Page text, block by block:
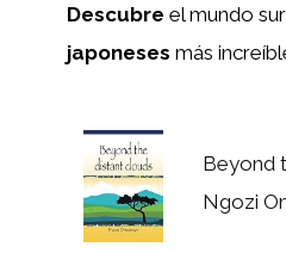
Descubre el mundo
japoneses más
Beyond
Ngozi